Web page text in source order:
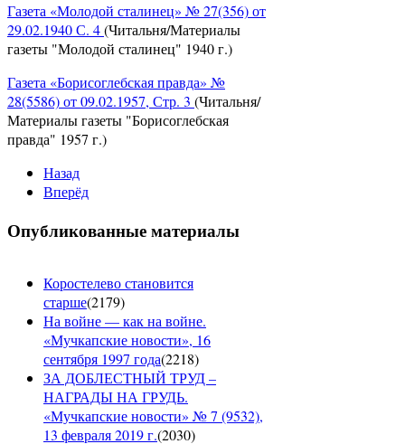
Газета «Молодой сталинец» № 27(356) от
29.02.1940 С. 4(Читальня/Материалы
газеты "Молодой сталинец" 1940 г.)
Газета «Борисоглебская правда» №
28(5586) от 09.02.1957, Стр. 3 (Читальня/
Материалы газеты "Борисоглебская
правда" 1957 г.)
Назад
Вперёд
Опубликованные материалы
Коростелево становится
старше(2179)
На войне — как на войне.
«Мучкапские новости», 16
сентября 1997 года(2218)
ЗА ДОБЛЕСТНЫЙ ТРУД –
НАГРАДЫ НА ГРУДЬ.
«Мучкапские новости» № 7 (9532),
13 февраля 2019 г.(2030)